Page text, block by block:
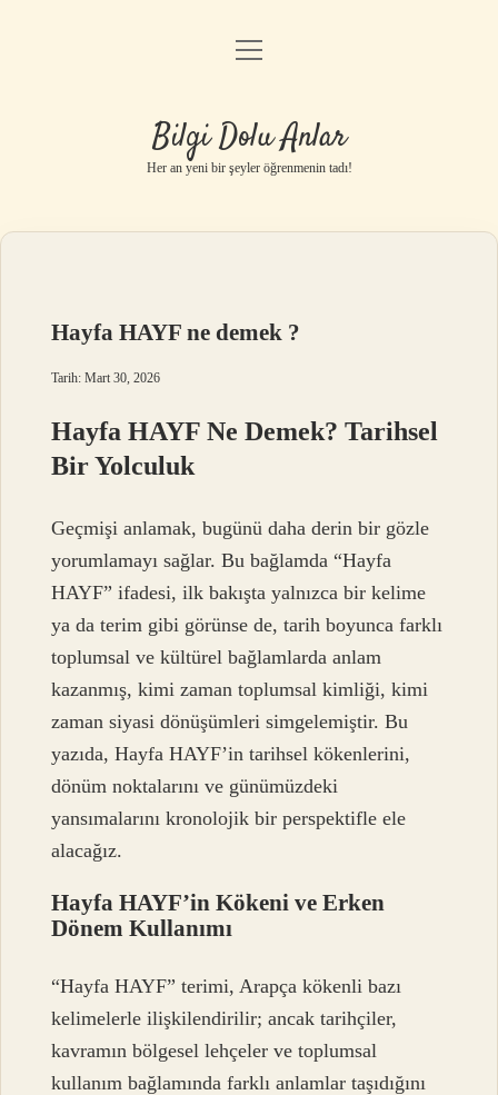
Anasayfa
Yasal Uyarı
menüyü
Bilgi Dolu Anlar
Her an yeni bir şeyler öğrenmenin tadı!
Hayfa HAYF ne demek ?
Tarih: Mart 30, 2026
Hayfa HAYF Ne Demek? Tarihsel
Bir Yolculuk
Geçmişi anlamak, bugünü daha derin bir gözle
yorumlamayı sağlar. Bu bağlamda “Hayfa
HAYF” ifadesi, ilk bakışta yalnızca bir kelime
ya da terim gibi görünse de, tarih boyunca farklı
toplumsal ve kültürel bağlamlarda anlam
kazanmış, kimi zaman toplumsal kimliği, kimi
zaman siyasi dönüşümleri simgelemiştir. Bu
yazıda, Hayfa HAYF’in tarihsel kökenlerini,
dönüm noktalarını ve günümüzdeki
yansımalarını kronolojik bir perspektifle ele
alacağız.
Hayfa HAYF’in Kökeni ve Erken
Dönem Kullanımı
“Hayfa HAYF” terimi, Arapça kökenli bazı
kelimelerle ilişkilendirilir; ancak tarihçiler,
kavramın bölgesel lehçeler ve toplumsal
kullanım bağlamında farklı anlamlar taşıdığını